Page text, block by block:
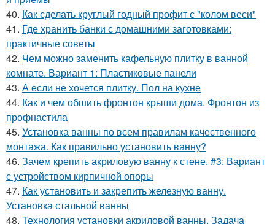
40. Как сделать круглый годный профит с "колом веси"
41. Где хранить банки с домашними заготовками:
практичные советы
42. Чем можно заменить кафельную плитку в ванной
комнате. Вариант 1: Пластиковые панели
43. А если не хочется плитку. Пол на кухне
44. Как и чем обшить фронтон крыши дома. Фронтон из
профнастила
45. Установка ванны по всем правилам качественного
монтажа. Как правильно установить ванну?
46. Зачем крепить акриловую ванну к стене. #3: Вариант
с устройством кирпичной опоры
47. Как установить и закрепить железную ванну.
Установка стальной ванны
48. Технология установки акриловой ванны. Задача